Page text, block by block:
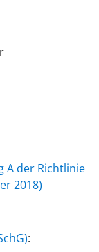
A der Richtlinie
2018)
: